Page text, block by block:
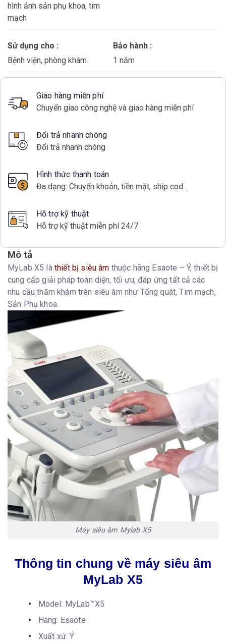
hình ảnh sản phụ khoa, tim
mạch
Sử dụng cho :
Bệnh viện, phòng khám
Bảo hành :
1 năm
Giao hàng miễn phí
Chuyển giao công nghệ và giao hàng miễn phí
Đổi trả nhanh chóng
Đổi trả nhanh chóng
Hình thức thanh toán
Đa dạng: Chuyển khoản, tiền mặt, ship cod...
Hỗ trợ kỹ thuật
Hỗ trợ kỹ thuật miễn phí 24/7
Mô tả
MyLab X5 là thiết bị siêu âm thuộc hãng Esaote – Ý, thiết bị
cung cấp giải pháp toàn diện, tối ưu, đáp ứng tất cả các
nhu cầu thăm khám trên siêu âm như Tổng quát, Tim mạch,
Sản Phụ khoa.
Máy siêu âm Mylab X5
Thông tin chung về máy siêu âm
MyLab X5
Model: MyLab™X5
Hãng: Esaote
Xuất xứ: Ý